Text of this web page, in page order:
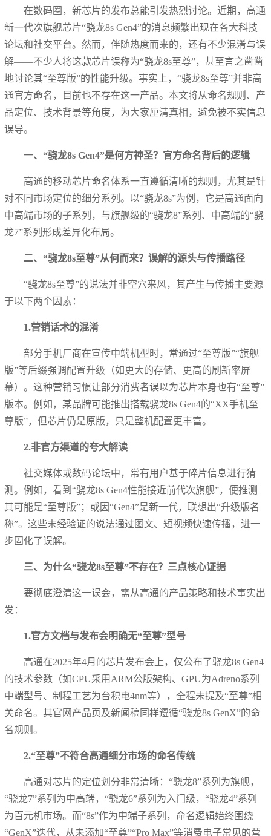
在数码圈，新芯片的发布总能引发热烈讨论。近期，高通
新一代次旗舰芯片“骁龙8s Gen4”的消息频繁出现在各大科技
论坛和社交平台。然而，伴随热度而来的，还有不少混淆与误
解——不少人将这款芯片误称为“骁龙8s至尊”，甚至言之凿凿
地讨论其“至尊版”的性能升级。事实上，“骁龙8s至尊”并非高
通官方命名，目前也不存在这一产品。本文将从命名规则、产
品定位、技术背景等角度，为大家厘清真相，避免被不实信息
误导。
一、“骁龙8s Gen4”是何方神圣？官方命名背后的逻辑
高通的移动芯片命名体系一直遵循清晰的规则，尤其是针
对不同市场定位的细分系列。以“骁龙8s”为例，它是高通面向
中高端市场的子系列，与旗舰级的“骁龙8”系列、中高端的“骁
龙7”系列形成差异化布局。
二、“骁龙8s至尊”从何而来？误解的源头与传播路径
“骁龙8s至尊”的说法并非空穴来风，其产生与传播主要源
于以下两个因素：
1.营销话术的混淆
部分手机厂商在宣传中端机型时，常通过“至尊版”“旗舰
版”等后缀强调配置升级（如更大的存储、更高的刷新率屏
幕）。这种营销习惯让部分消费者误以为芯片本身也有“至尊”
版本。例如，某品牌可能推出搭载骁龙8s Gen4的“XX手机至
尊版”，但芯片仍是原版，只是整机配置更丰富。
2.非官方渠道的夸大解读
社交媒体或数码论坛中，常有用户基于碎片信息进行猜
测。例如，看到“骁龙8s Gen4性能接近前代次旗舰”，便推测
其可能是“至尊版”；或因“Gen4”是新一代，联想出“升级版名
称”。这些未经验证的说法通过图文、短视频快速传播，进一
步固化了误解。
三、为什么“骁龙8s至尊”不存在？三点核心证据
要彻底澄清这一误会，需从高通的产品策略和技术事实出
发：
1.官方文档与发布会明确无“至尊”型号
高通在2025年4月的芯片发布会上，仅公布了骁龙8s Gen4
的技术参数（如CPU采用ARM公版架构、GPU为Adreno系列
中端型号、制程工艺为台积电4nm等），全程未提及“至尊”相
关命名。其官网产品页及新闻稿同样遵循“骁龙8s GenX”的命
名规则。
2.“至尊”不符合高通细分市场的命名传统
高通对芯片的定位划分非常清晰：“骁龙8”系列为旗舰，
“骁龙7”系列为中高端，“骁龙6”系列为入门级，“骁龙4”系列
为百元机市场。而“8s”作为中端子系列，命名逻辑始终围绕
“GenX”迭代，从未添加“至尊”“Pro Max”等消费电子常见的营